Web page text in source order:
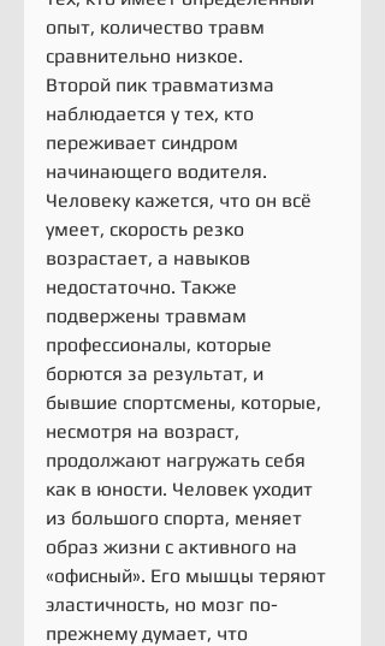
опыт, количество травм
сравнительно низкое.
Второй пик травматизма
наблюдается у тех, кто
переживает синдром
начинающего водителя.
Человеку кажется, что он всё
умеет, скорость резко
возрастает, а навыков
недостаточно. Также
подвержены травмам
профессионалы, которые
борются за результат, и
бывшие спортсмены, которые,
несмотря на возраст,
продолжают нагружать себя
как в юности. Человек уходит
из большого спорта, меняет
образ жизни с активного на
«офисный». Его мышцы теряют
эластичность, но мозг по-
прежнему думает, что